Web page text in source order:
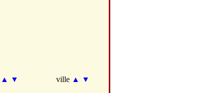
▲ ▼ ville ▲ ▼